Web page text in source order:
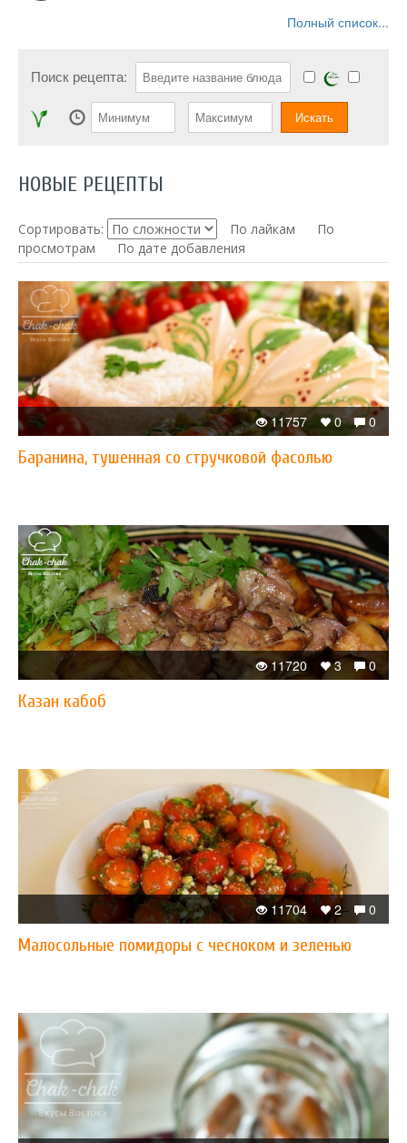
Полный список...
Поиск рецепта:
НОВЫЕ РЕЦЕПТЫ
Сортировать: По лайкам
По
просмотрам
По дате добавления
0
0
11757
Баранина, тушенная со стручковой фасолью
0
3
11720
Казан кабоб
0
2
11704
Малосольные помидоры с чесноком и зеленью